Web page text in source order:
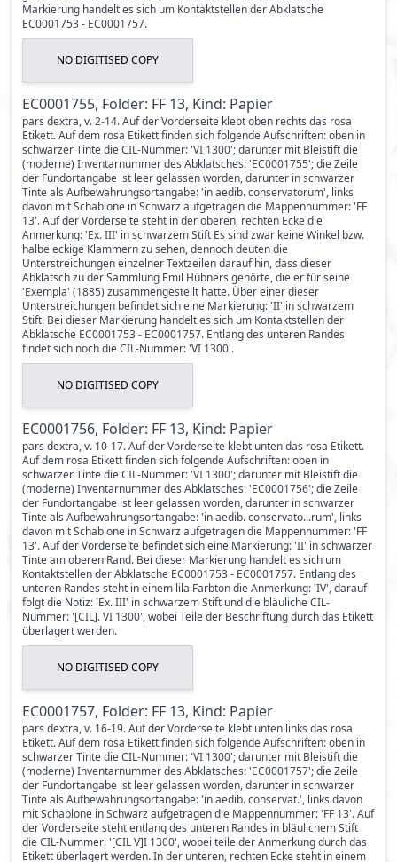
Markierung handelt es sich um Kontaktstellen der Abklatsche
EC0001753 - EC0001757.
NO DIGITISED COPY
EC0001755, Folder: FF 13, Kind: Papier
pars dextra, v. 2-14. Auf der Vorderseite klebt oben rechts das rosa
Etikett. Auf dem rosa Etikett finden sich folgende Aufschriften: oben in
schwarzer Tinte die CIL-Nummer: 'VI 1300'; darunter mit Bleistift die
(moderne) Inventarnummer des Abklatsches: 'EC0001755'; die Zeile
der Fundortangabe ist leer gelassen worden, darunter in schwarzer
Tinte als Aufbewahrungsortangabe: 'in aedib. conservatorum', links
davon mit Schablone in Schwarz aufgetragen die Mappennummer: 'FF
13'. Auf der Vorderseite steht in der oberen, rechten Ecke die
Anmerkung: 'Ex. III' in schwarzem Stift Es sind zwar keine Winkel bzw.
halbe eckige Klammern zu sehen, dennoch deuten die
Unterstreichungen einzelner Textzeilen darauf hin, dass dieser
Abklatsch zu der Sammlung Emil Hübners gehörte, die er für seine
'Exempla' (1885) zusammengestellt hatte. Über einer dieser
Unterstreichungen befindet sich eine Markierung: 'II' in schwarzem
Stift. Bei dieser Markierung handelt es sich um Kontaktstellen der
Abklatsche EC0001753 - EC0001757. Entlang des unteren Randes
findet sich noch die CIL-Nummer: 'VI 1300'.
NO DIGITISED COPY
EC0001756, Folder: FF 13, Kind: Papier
pars dextra, v. 10-17. Auf der Vorderseite klebt unten das rosa Etikett.
Auf dem rosa Etikett finden sich folgende Aufschriften: oben in
schwarzer Tinte die CIL-Nummer: 'VI 1300'; darunter mit Bleistift die
(moderne) Inventarnummer des Abklatsches: 'EC0001756'; die Zeile
der Fundortangabe ist leer gelassen worden, darunter in schwarzer
Tinte als Aufbewahrungsortangabe: 'in aedib. conservato...rum', links
davon mit Schablone in Schwarz aufgetragen die Mappennummer: 'FF
13'. Auf der Vorderseite befindet sich eine Markierung: 'II' in schwarzer
Tinte am oberen Rand. Bei dieser Markierung handelt es sich um
Kontaktstellen der Abklatsche EC0001753 - EC0001757. Entlang des
unteren Randes steht in einem lila Farbton die Anmerkung: 'IV', darauf
folgt die Notiz: 'Ex. III' in schwarzem Stift und die bläuliche CIL-
Nummer: '[CIL]. VI 1300', wobei Teile der Beschriftung durch das Etikett
überlagert werden.
NO DIGITISED COPY
EC0001757, Folder: FF 13, Kind: Papier
pars dextra, v. 16-19. Auf der Vorderseite klebt unten links das rosa
Etikett. Auf dem rosa Etikett finden sich folgende Aufschriften: oben in
schwarzer Tinte die CIL-Nummer: 'VI 1300'; darunter mit Bleistift die
(moderne) Inventarnummer des Abklatsches: 'EC0001757'; die Zeile
der Fundortangabe ist leer gelassen worden, darunter in schwarzer
Tinte als Aufbewahrungsortangabe: 'in aedib. conservat.', links davon
mit Schablone in Schwarz aufgetragen die Mappennummer: 'FF 13'. Auf
der Vorderseite steht entlang des unteren Randes in bläulichem Stift
die CIL-Nummer: '[CIL V]I 1300', wobei teile der Anmerkung durch das
Etikett überlagert werden. In der unteren, rechten Ecke steht in einem